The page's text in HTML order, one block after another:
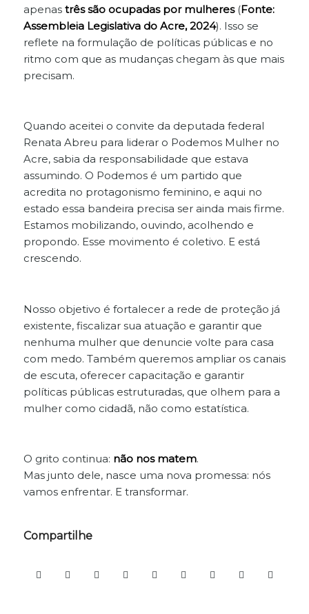
apenas três são ocupadas por mulheres(Fonte:
Assembleia Legislativa do Acre, 2024). Isso se
reflete na formulação de políticas públicas e no
ritmo com que as mudanças chegam às que mais
precisam.
Quando aceitei o convite da deputada federal
Renata Abreu para liderar o Podemos Mulher no
Acre, sabia da responsabilidade que estava
assumindo. O Podemos é um partido que
acredita no protagonismo feminino, e aqui no
estado essa bandeira precisa ser ainda mais firme.
Estamos mobilizando, ouvindo, acolhendo e
propondo. Esse movimento é coletivo. E está
crescendo.
Nosso objetivo é fortalecer a rede de proteção já
existente, fiscalizar sua atuação e garantir que
nenhuma mulher que denuncie volte para casa
com medo. Também queremos ampliar os canais
de escuta, oferecer capacitação e garantir
políticas públicas estruturadas, que olhem para a
mulher como cidadã, não como estatística.
O grito continua: não nos matem.
Mas junto dele, nasce uma nova promessa: nós
vamos enfrentar. E transformar.
Compartilhe